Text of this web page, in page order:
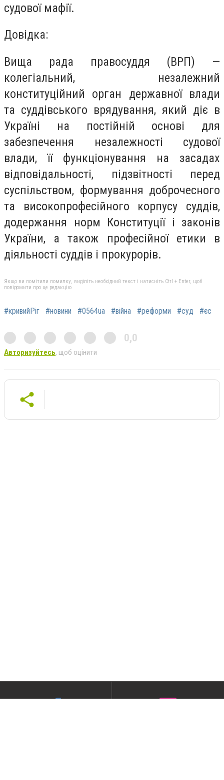
судової мафії.
Довідка:
Вища рада правосуддя (ВРП) —
колегіальний, незалежний
конституційний орган державної влади
та суддівського врядування, який діє в
Україні на постійній основі для
забезпечення незалежності судової
влади, її функціонування на засадах
відповідальності, підзвітності перед
суспільством, формування доброчесного
та високопрофесійного корпусу суддів,
додержання норм Конституції і законів
України, а також професійної етики в
діяльності суддів і прокурорів.
Якщо ви помітили помилку, виділіть необхідний текст і натисніть Ctrl + Enter, щоб
повідомити про це редакцію
#кривийРіг #новини #0564ua #війна #реформи #суд #єс
0,0
Авторизуйтесь, щоб оцінити